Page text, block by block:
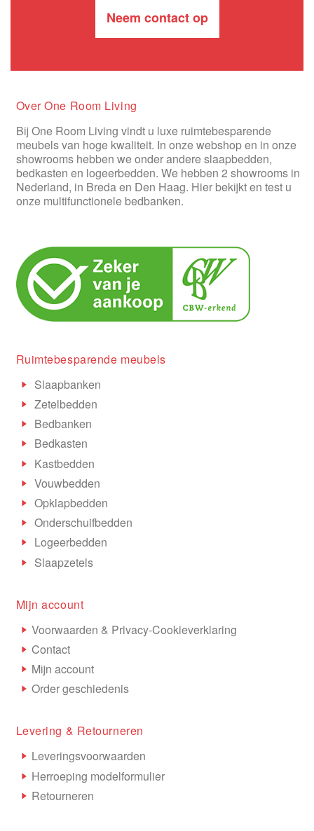
Neem contact op
Over One Room Living
Bij One Room Living vindt u luxe ruimtebesparende
meubels van hoge kwaliteit. In onze webshop en in onze
showrooms hebben we onder andere slaapbedden,
bedkasten en logeerbedden. We hebben 2 showrooms in
Nederland, in Breda en Den Haag. Hier bekijkt en test u
onze multifunctionele bedbanken.
Ruimtebesparende meubels
Slaapbanken
Zetelbedden
Bedbanken
Bedkasten
Kastbedden
Vouwbedden
Opklapbedden
Onderschuifbedden
Logeerbedden
Slaapzetels
Mijn account
Voorwaarden & Privacy-Cookieverklaring
Contact
Mijn account
Order geschiedenis
Levering & Retourneren
Leveringsvoorwaarden
Herroeping modelformulier
Retourneren